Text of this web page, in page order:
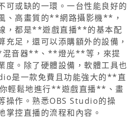
可或缺的一環。一台性能良好的
、高畫質的**網路攝影機**，
，都是**遊戲直播**的基本配
充足，還可以添購額外的設備，
音器**、**燈光**等，來提
度。除了硬體設備，軟體工具也
是一款免費且功能強大的**直
輕鬆地進行**遊戲直播**、畫
操作。熟悉OBS Studio的操
掌控直播的流程和內容。